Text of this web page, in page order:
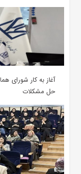
آغاز به کار شورای
حل مشکلات